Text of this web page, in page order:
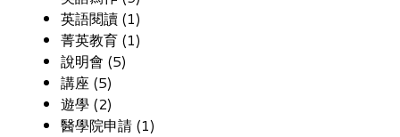
英語閱讀 (1)
菁英教育 (1)
說明會 (5)
講座 (5)
遊學 (2)
醫學院申請 (1)